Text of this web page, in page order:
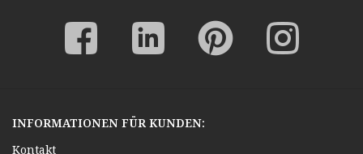
INFORMATIONEN FÜR KUNDEN:
Kontakt